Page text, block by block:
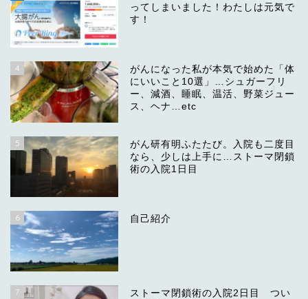
ってしまいました！わたしは元気で
す！
4
がんになった私が本気で始めた「体
にいいこと10選」…シュガーフリ
ー、減酒、睡眠、温活、野菜ジュー
ス、ヘナ…etc
5
がん研有明ふたたび。入院も二度目
なら、少しは上手に…ストーマ閉鎖
術の入院1日目
6 自己紹介
7
ストーマ閉鎖術の入院2日目 つい